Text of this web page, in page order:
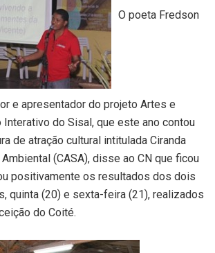
O poeta Fredson
e apresentador do projeto Artes e
Interativo do Sisal, que este ano contou
de atração cultural intitulada Ciranda
(CASA), disse ao CN que ficou
positivamente os resultados dos dois
quinta (20) e sexta-feira (21), realizados
do Coité.